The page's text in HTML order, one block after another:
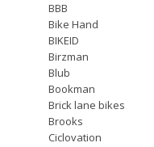
BBB
Bike Hand
BIKEID
Birzman
Blub
Bookman
Brick lane bikes
Brooks
Ciclovation